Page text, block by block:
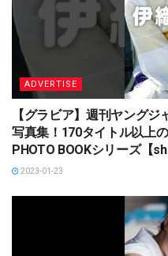
ADVERTISE
【グラビア】週刊ヤング
写真集！170タイトル以上
PHOTO BOOKシリーズ【
2023-01-23